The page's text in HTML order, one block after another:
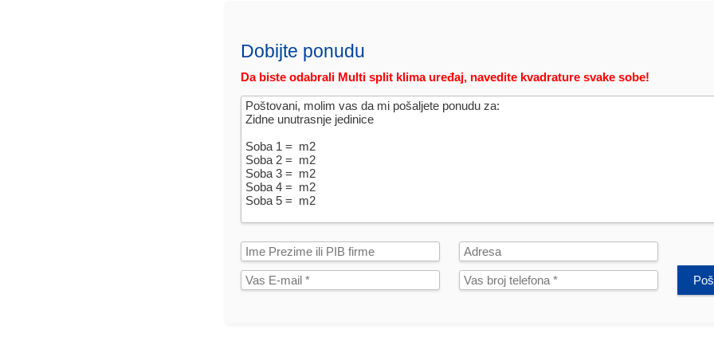
Dobijte ponudu
Da biste odabrali Multi split klima uređaj, navedite kvadrature svake sobe!